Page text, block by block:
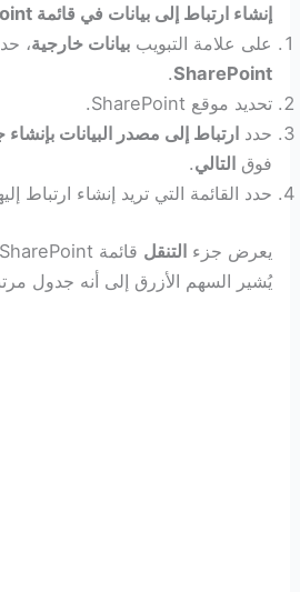
إنشاء ارتباط إلى بيانات في قائمة SharePoint
على علامة التبويببيانات خارجية،
SharePoint
.
تحديد موقع SharePoint.
حدد ارتباط إلى مصدر البيانات
فوق التالي.
حدد القائمة التي تريد إنشاء ارتباط
يعرض جزء التنقل
يُشير السهم الأزرق إلى أنه جدول